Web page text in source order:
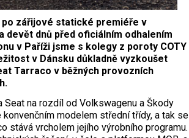
po zářijové statické premiéře v
devět dnů před oficiálním odhalením
v Paříži jsme s kolegy z poroty COTY
v Dánsku důkladně vyzkoušet
Tarraco v běžných provozních
Seat na rozdíl od Volkswagenu a Škody
konvenčním modelem střední třídy, a tak se
stává vrcholem jejího výrobního programu.